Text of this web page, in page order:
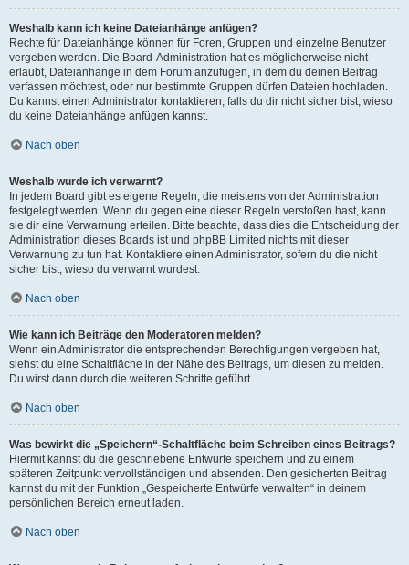
Weshalb kann ich keine Dateianhänge anfügen?
Rechte für Dateianhänge können für Foren, Gruppen und einzelne Benutzer
vergeben werden. Die Board-Administration hat es möglicherweise nicht
erlaubt, Dateianhänge in dem Forum anzufügen, in dem du deinen Beitrag
verfassen möchtest, oder nur bestimmte Gruppen dürfen Dateien hochladen.
Du kannst einen Administrator kontaktieren, falls du dir nicht sicher bist, wieso
du keine Dateianhänge anfügen kannst.
Nach oben
Weshalb wurde ich verwarnt?
In jedem Board gibt es eigene Regeln, die meistens von der Administration
festgelegt werden. Wenn du gegen eine dieser Regeln verstoßen hast, kann
sie dir eine Verwarnung erteilen. Bitte beachte, dass dies die Entscheidung der
Administration dieses Boards ist und phpBB Limited nichts mit dieser
Verwarnung zu tun hat. Kontaktiere einen Administrator, sofern du die nicht
sicher bist, wieso du verwarnt wurdest.
Nach oben
Wie kann ich Beiträge den Moderatoren melden?
Wenn ein Administrator die entsprechenden Berechtigungen vergeben hat,
siehst du eine Schaltfläche in der Nähe des Beitrags, um diesen zu melden.
Du wirst dann durch die weiteren Schritte geführt.
Nach oben
Was bewirkt die „Speichern“-Schaltfläche beim Schreiben eines Beitrags?
Hiermit kannst du die geschriebene Entwürfe speichern und zu einem
späteren Zeitpunkt vervollständigen und absenden. Den gesicherten Beitrag
kannst du mit der Funktion „Gespeicherte Entwürfe verwalten“ in deinem
persönlichen Bereich erneut laden.
Nach oben